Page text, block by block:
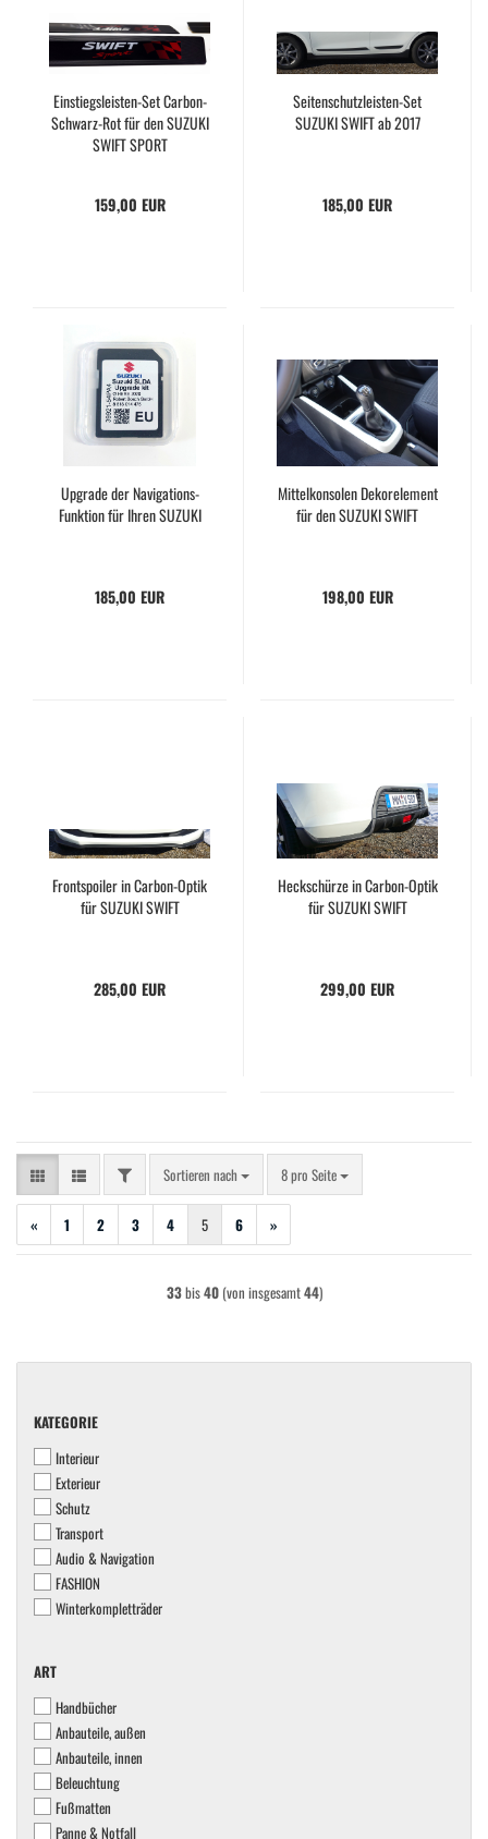
Einstiegsleisten-Set Carbon-
Schwarz-Rot für den SUZUKI
SWIFT SPORT
159,00 EUR
Seitenschutzleisten-Set
SUZUKI SWIFT ab 2017
185,00 EUR
Upgrade der Navigations-
Funktion für Ihren SUZUKI
185,00 EUR
Mittelkonsolen Dekorelement
für den SUZUKI SWIFT
198,00 EUR
Frontspoiler in Carbon-Optik
für SUZUKI SWIFT
285,00 EUR
Heckschürze in Carbon-Optik
für SUZUKI SWIFT
299,00 EUR
FILTERSortieren nach
Sortieren nach 8 pro Seite
pro Seite
« 1 2 3 4 5 6 »
33bis40(von insgesamt44)
KATEGORIE
KATEGORIE
Interieur
Exterieur
Schutz
Transport
Audio & Navigation
FASHION
Winterkompletträder
ART
ART
Handbücher
Anbauteile, außen
Anbauteile, innen
Beleuchtung
Fußmatten
Panne & Notfall